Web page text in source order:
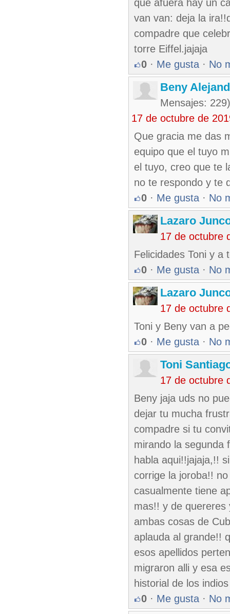
que afuera hay un
van van: deja la
compadre que
torre Eiffel.jajaja
0 · Me gusta · No
Beny
Mensajes: 229)
17 de octubre de
Que gracia me das
equipo que el tuyo
el tuyo, creo que te
no te respondo y te
0 · Me gusta · No
Lazaro
17 de octubre
Felicidades Toni y a
0 · Me gusta · No
Lazaro
17 de octubre
Toni y Beny van a
0 · Me gusta · No
Toni
17 de octubre
Beny jaja uds no
dejar tu mucha
compadre si tu
mirando la segunda
habla aqui!!jajaja,!!
corrige la joroba!!
casualmente tiene
mas!! y de quereres
ambas cosas de
aplauda al grande!!
esos apellidos
migraron alli y esa
historial de los
0 · Me gusta · No